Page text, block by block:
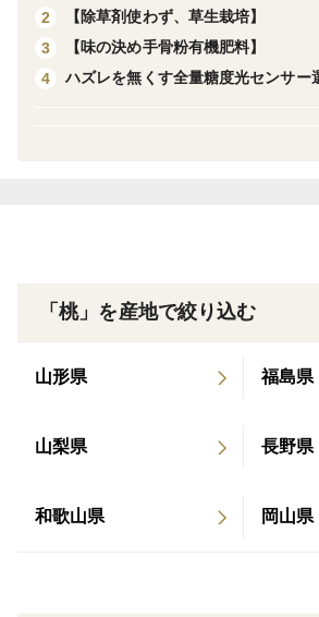
全商品クール発送となります。
——————————
しました。多くのお客様から愛され
す。
上がっていただいた方から”感動”を
売する大人気の桃をこちらでもご提
2
【除草剤使わず、草生栽培】
3
【味の決め手骨粉有機肥料】
4
ハズレを無くす全量糖度光センサー
「桃」を産地で絞り込む
山形県 福島県
山梨県 長野県
和歌山県 岡山県